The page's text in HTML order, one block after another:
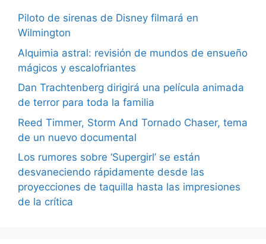
Piloto de sirenas de Disney filmará en
Wilmington
Alquimia astral: revisión de mundos de ensueño
mágicos y escalofriantes
Dan Trachtenberg dirigirá una película animada
de terror para toda la familia
Reed Timmer, Storm And Tornado Chaser, tema
de un nuevo documental
Los rumores sobre ‘Supergirl’ se están
desvaneciendo rápidamente desde las
proyecciones de taquilla hasta las impresiones
de la crítica